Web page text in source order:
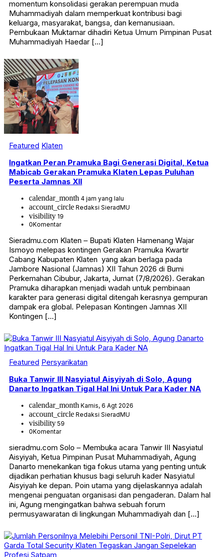
momentum konsolidasi gerakan perempuan muda
Muhammadiyah dalam memperkuat kontribusi bagi
keluarga, masyarakat, bangsa, dan kemanusiaan.
Pembukaan Muktamar dihadiri Ketua Umum Pimpinan Pusat
Muhammadiyah Haedar […]
Featured Klaten
Ingatkan Peran Pramuka Bagi Generasi Digital, Ketua
Mabicab Gerakan Pramuka Klaten Lepas Puluhan
Peserta Jamnas XII
calendar_month 4 jam yang lalu
account_circle Redaksi SieradMU
visibility 19
0Komentar
Sieradmu.com Klaten – Bupati Klaten Hamenang Wajar
Ismoyo melepas kontingen Gerakan Pramuka Kwartir
Cabang Kabupaten Klaten yang akan berlaga pada
Jambore Nasional (Jamnas) XII Tahun 2026 di Bumi
Perkemahan Cibubur, Jakarta, Jumat (7/8/2026). Gerakan
Pramuka diharapkan menjadi wadah untuk pembinaan
karakter para generasi digital ditengah kerasnya gempuran
dampak era global. Pelepasan Kontingen Jamnas XII
Kontingen […]
Featured Persyarikatan
Buka Tanwir III Nasyiatul Aisyiyah di Solo, Agung
Danarto Ingatkan Tigal Hal Ini Untuk Para Kader NA
calendar_month Kamis, 6 Agt 2026
account_circle Redaksi SieradMU
visibility 59
0Komentar
sieradmu.com Solo – Membuka acara Tanwir III Nasyiatul
Aisyiyah, Ketua Pimpinan Pusat Muhammadiyah, Agung
Danarto menekankan tiga fokus utama yang penting untuk
dijadikan perhatian khusus bagi seluruh kader Nasyiatul
Aisyiyah ke depan. Poin utama yang dijelaskannya adalah
mengenai penguatan organisasi dan pengaderan. Dalam hal
ini, Agung mengingatkan bahwa sebuah forum
permusyawaratan di lingkungan Muhammadiyah dan […]